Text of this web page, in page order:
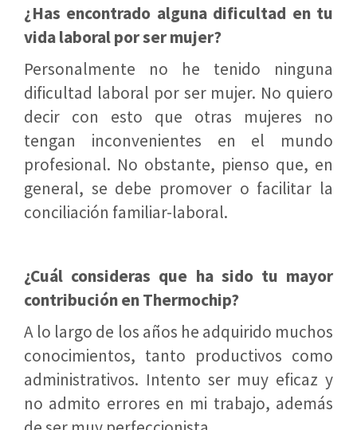
¿Has encontrado alguna dificultad en tu
vida laboral por ser mujer?
Personalmente no he tenido ninguna
dificultad laboral por ser mujer. No quiero
decir con esto que otras mujeres no
tengan inconvenientes en el mundo
profesional. No obstante, pienso que, en
general, se debe promover o facilitar la
conciliación familiar-laboral.
¿Cuál consideras que ha sido tu mayor
contribución en Thermochip?
A lo largo de los años he adquirido muchos
conocimientos, tanto productivos como
administrativos. Intento ser muy eficaz y
no admito errores en mi trabajo, además